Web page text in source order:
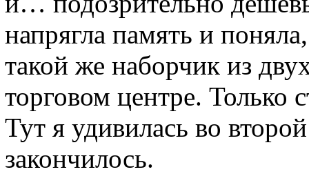
напрягла память и
такой же наборчик из
торговом центре. Только
Тут я удивилась во
закончилось.